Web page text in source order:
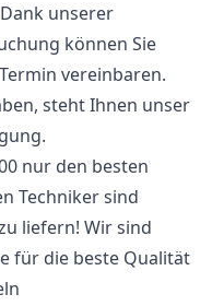
unserer
können Sie
vereinbaren.
steht Ihnen unser
nur den besten
Techniker sind
liefern! Wir sind
für die beste Qualität